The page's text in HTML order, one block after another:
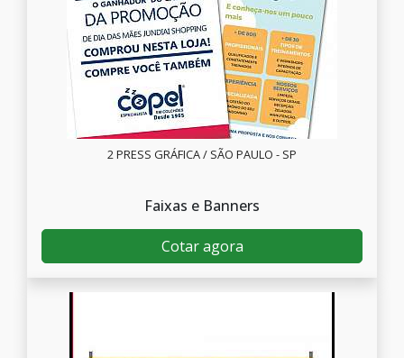
2 PRESS GRÁFICA / SÃO PAULO - SP
Faixas e Banners
Cotar agora